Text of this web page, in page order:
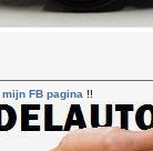
mijn FB pagina !!